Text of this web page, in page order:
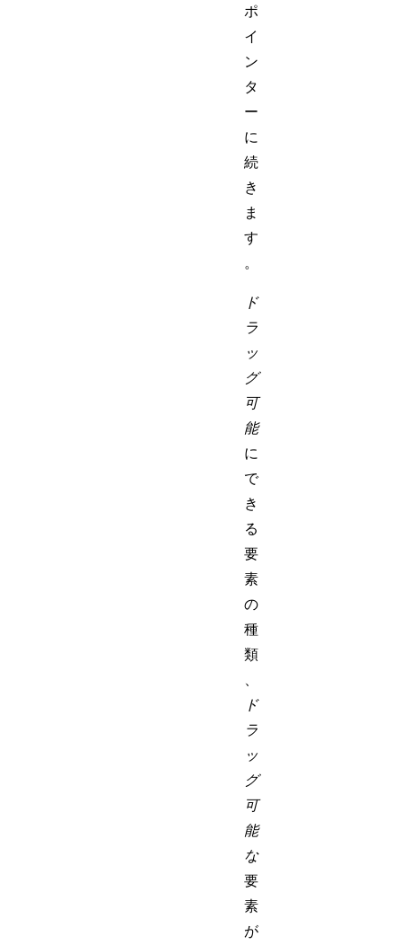
ポ
イ
ン
タ
ー
に
続
き
ま
す
。
ド
ラ
ッ
グ
可
能
に
で
き
る
要
素
の
種
類
ド
ラ
ッ
グ
可
能
な
要
素
が